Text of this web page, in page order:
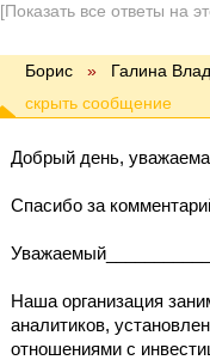
[Показать все ответы на
Борис » Галина
Добрый день,
Спасибо за
Наша организация
аналитиков,
отношениями с